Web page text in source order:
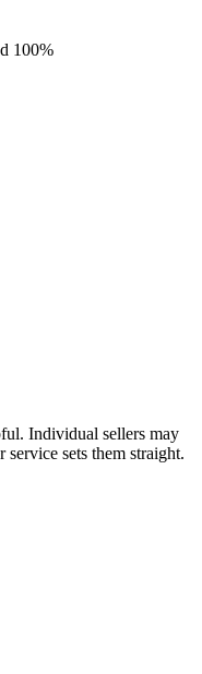
100%
Individual sellers may
sets them straight.